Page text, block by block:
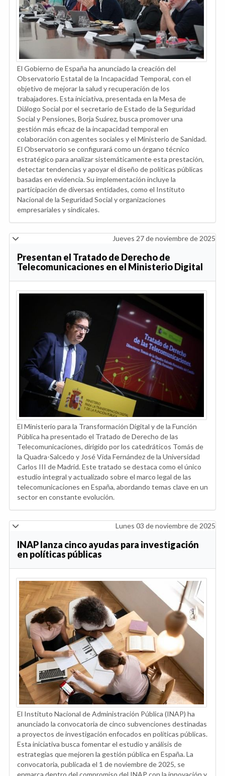
El Gobierno de España ha anunciado la creación del
Observatorio Estatal de la Incapacidad Temporal, con el
objetivo de mejorar la salud y recuperación de los
trabajadores. Esta iniciativa, presentada en la Mesa de
Diálogo Social por el secretario de Estado de la Seguridad
Social y Pensiones, Borja Suárez, busca promover una
gestión más eficaz de la incapacidad temporal en
colaboración con agentes sociales y el Ministerio de Sanidad.
El Observatorio se configurará como un órgano técnico
estratégico para analizar sistemáticamente esta prestación,
detectar tendencias y apoyar el diseño de políticas públicas
basadas en evidencia. Su implementación incluye la
participación de diversas entidades, como el Instituto
Nacional de la Seguridad Social y organizaciones
empresariales y sindicales.
Jueves 27 de noviembre de 2025
Presentan el Tratado de Derecho de
Telecomunicaciones en el Ministerio Digital
El Ministerio para la Transformación Digital y de la Función
Pública ha presentado el Tratado de Derecho de las
Telecomunicaciones, dirigido por los catedráticos Tomás de
la Quadra-Salcedo y José Vida Fernández de la Universidad
Carlos III de Madrid. Este tratado se destaca como el único
estudio integral y actualizado sobre el marco legal de las
telecomunicaciones en España, abordando temas clave en un
sector en constante evolución.
Lunes 03 de noviembre de 2025
INAP lanza cinco ayudas para investigación
en políticas públicas
El Instituto Nacional de Administración Pública (INAP) ha
anunciado la convocatoria de cinco subvenciones destinadas
a proyectos de investigación enfocados en políticas públicas.
Esta iniciativa busca fomentar el estudio y análisis de
estrategias que mejoren la gestión pública en España. La
convocatoria, publicada el 1 de noviembre de 2025, se